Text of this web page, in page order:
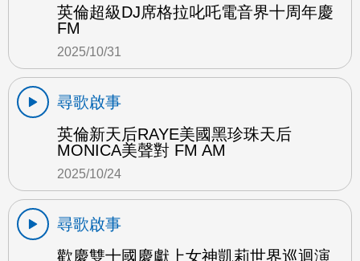
英倫超級DJ席格拉叱吒電音界十周年慶
FM
2025/10/31
尋歌啟事
英倫新天后RAYE美國黑珍珠天后
MONICA美聲對 FM AM
2025/10/24
尋歌啟事
歡慶雙十國慶獻上女神凱莉世界巡迴演